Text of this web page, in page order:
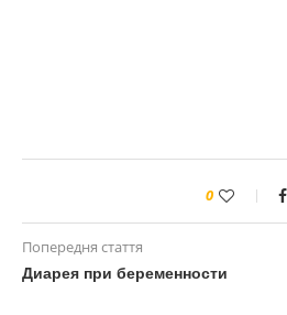
0
Попередня стаття
Диарея при беременности